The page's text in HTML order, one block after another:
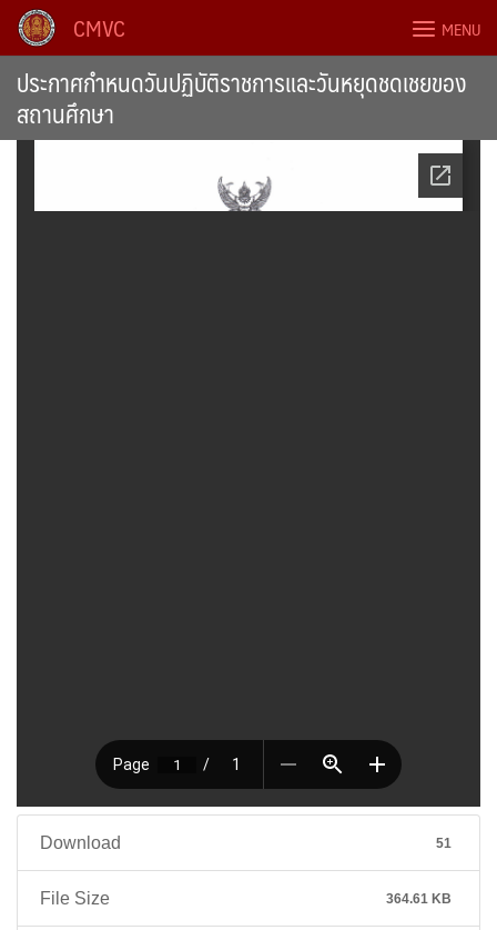
Skip
content
CMVC MENU
ประกาศกำหนดวันปฏิบัติราชการและวันหยุดชดเชยของ
สถานศึกษา
Download 51
File Size 364.61 KB